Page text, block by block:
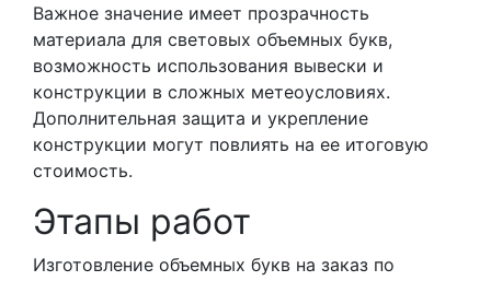
Важное значение имеет прозрачность
материала для световых объемных букв,
возможность использования вывески и
конструкции в сложных метеоусловиях.
Дополнительная защита и укрепление
конструкции могут повлиять на ее итоговую
стоимость.
Этапы работ
Изготовление объемных букв на заказ по